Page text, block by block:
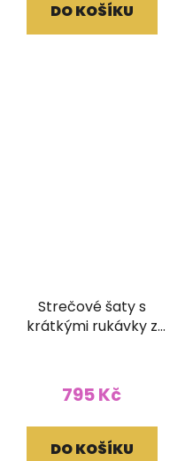
DO KOŠÍKU
Strečové šaty s
krátkými rukávky z
795 Kč
DO KOŠÍKU